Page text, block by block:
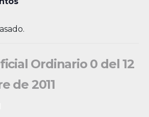
Ordinario 0 del 12
de 2011